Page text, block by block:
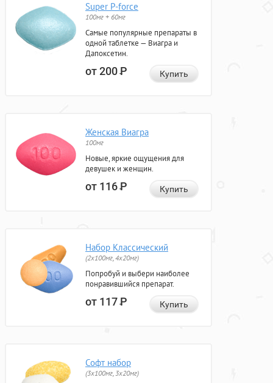
Super P-force
100мг + 60мг
Самые популярные препараты в
одной таблетке — Виагра и
Дапоксетин.
от 200Р Купить
Женская Виагра
100мг
Новые, яркие ощущения для
девушек и женщин.
от 116Р Купить
Набор Классический
(2x100мг, 4x20мг)
Попробуй и выбери наиболее
понравившийся препарат.
от 117Р Купить
Софт набор
(3x100мг, 3x20мг)